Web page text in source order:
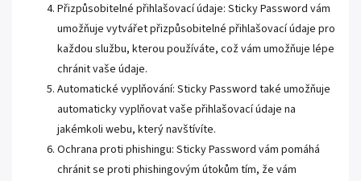
Přizpůsobitelné přihlašovací údaje: Sticky Password vám
umožňuje vytvářet přizpůsobitelné přihlašovací údaje pro
každou službu, kterou používáte, což vám umožňuje lépe
chránit vaše údaje.
Automatické vyplňování: Sticky Password také umožňuje
automaticky vyplňovat vaše přihlašovací údaje na
jakémkoli webu, který navštívíte.
Ochrana proti phishingu: Sticky Password vám pomáhá
chránit se proti phishingovým útokům tím, že vám